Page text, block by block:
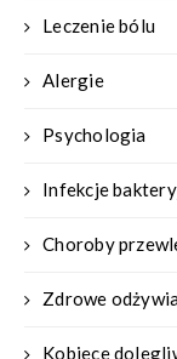
Leczenie bólu
Alergie
Psychologia
Infekcje
Choroby
Zdrowe
Kobiece